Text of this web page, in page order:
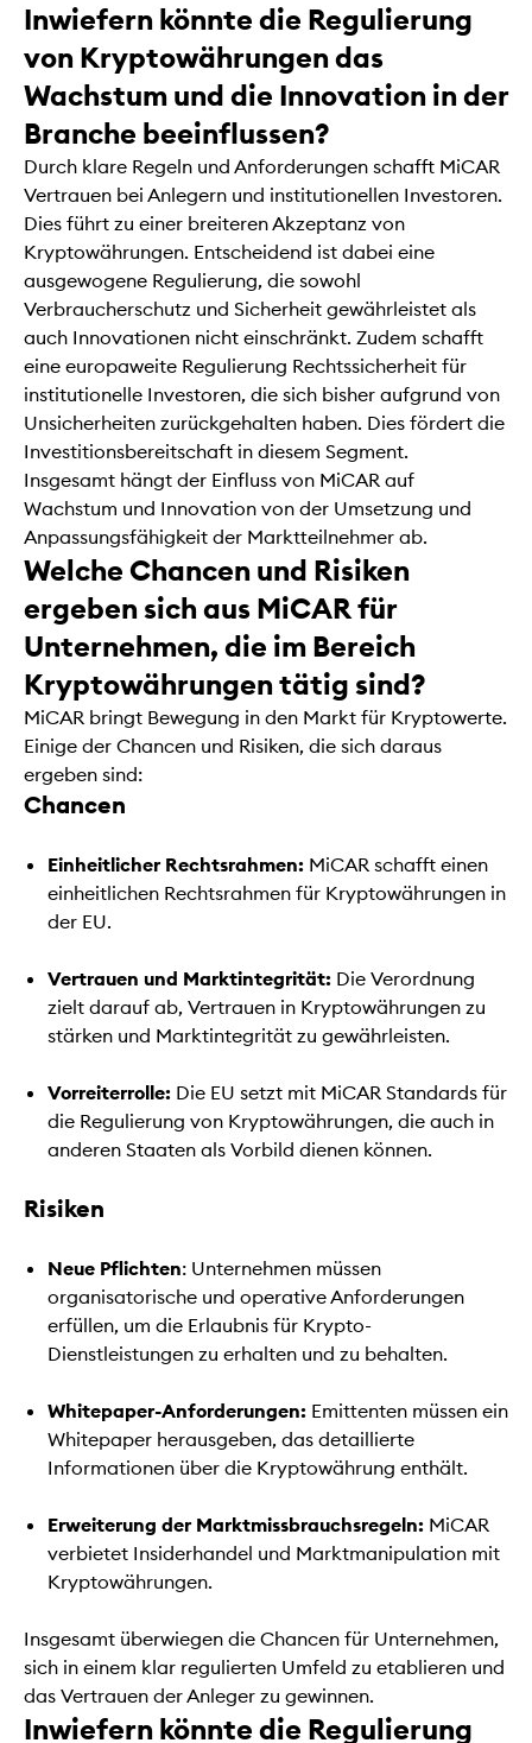
Inwiefern könnte die Regulierung
von Kryptowährungen das
Wachstum und die Innovation in der
Branche beeinflussen?
Durch klare Regeln und Anforderungen schafft MiCAR
Vertrauen bei Anlegern und institutionellen Investoren.
Dies führt zu einer breiteren Akzeptanz von
Kryptowährungen. Entscheidend ist dabei eine
ausgewogene Regulierung, die sowohl
Verbraucherschutz und Sicherheit gewährleistet als
auch Innovationen nicht einschränkt. Zudem schafft
eine europaweite Regulierung Rechtssicherheit für
institutionelle Investoren, die sich bisher aufgrund von
Unsicherheiten zurückgehalten haben. Dies fördert die
Investitionsbereitschaft in diesem Segment.
Insgesamt hängt der Einfluss von MiCAR auf
Wachstum und Innovation von der Umsetzung und
Anpassungsfähigkeit der Marktteilnehmer ab.
Welche Chancen und Risiken
ergeben sich aus MiCAR für
Unternehmen, die im Bereich
Kryptowährungen tätig sind?
MiCAR bringt Bewegung in den Markt für Kryptowerte.
Einige der Chancen und Risiken, die sich daraus
ergeben sind:
Chancen
Einheitlicher Rechtsrahmen: MiCAR schafft einen
einheitlichen Rechtsrahmen für Kryptowährungen in
der EU.
Vertrauen und Marktintegrität: Die Verordnung
zielt darauf ab, Vertrauen in Kryptowährungen zu
stärken und Marktintegrität zu gewährleisten.
Vorreiterrolle: Die EU setzt mit MiCAR Standards für
die Regulierung von Kryptowährungen, die auch in
anderen Staaten als Vorbild dienen können.
Risiken
Neue Pflichten: Unternehmen müssen
organisatorische und operative Anforderungen
erfüllen, um die Erlaubnis für Krypto-
Dienstleistungen zu erhalten und zu behalten.
Whitepaper-Anforderungen: Emittenten müssen ein
Whitepaper herausgeben, das detaillierte
Informationen über die Kryptowährung enthält.
Erweiterung der Marktmissbrauchsregeln: MiCAR
verbietet Insiderhandel und Marktmanipulation mit
Kryptowährungen.
Insgesamt überwiegen die Chancen für Unternehmen,
sich in einem klar regulierten Umfeld zu etablieren und
das Vertrauen der Anleger zu gewinnen.
Inwiefern könnte die Regulierung